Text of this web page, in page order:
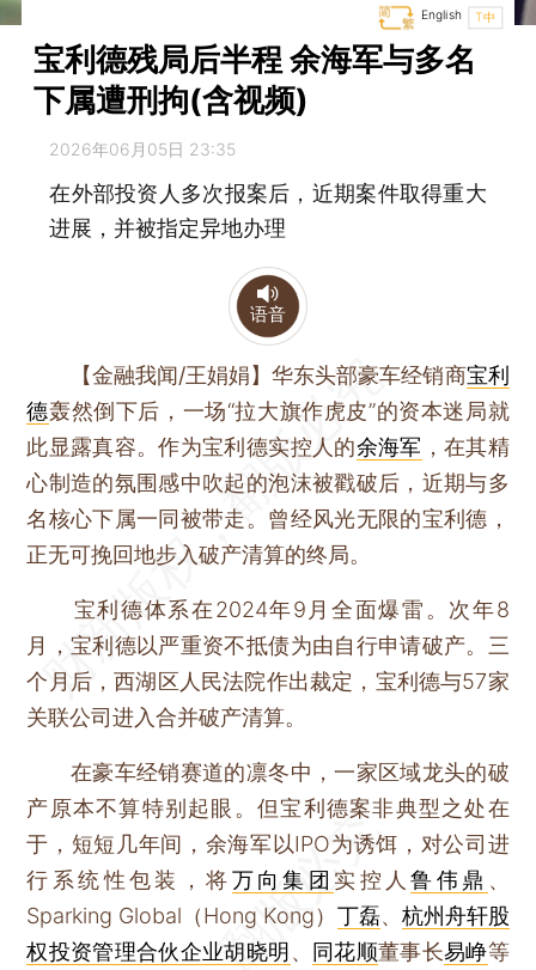
T中
English
宝利德残局后半程 余海军与多名
下属遭刑拘(含视频)
2026年06月05日 23:35
在外部投资人多次报案后，近期案件取得重大
进展，并被指定异地办理
语音
【金融我闻/王娟娟】华东头部豪车经销商宝利
德轰然倒下后，一场“拉大旗作虎皮”的资本迷局就
此显露真容。作为宝利德实控人的余海军 ，在其精
心制造的氛围感中吹起的泡沫被戳破后，近期与多
名核心下属一同被带走。曾经风光无限的宝利德，
正无可挽回地步入破产清算的终局。
宝利德体系在2024年9月全面爆雷。次年8
月，宝利德以严重资不抵债为由自行申请破产。三
个月后，西湖区人民法院作出裁定，宝利德与57家
关联公司进入合并破产清算。
在豪车经销赛道的凛冬中，一家区域龙头的破
产原本不算特别起眼。但宝利德案非典型之处在
于，短短几年间，余海军以IPO为诱饵，对公司进
行系统性包装，将万向集团 实控人鲁伟鼎 、
Sparking Global（Hong Kong） 丁磊、 杭州舟轩股
权投资管理合伙企业胡晓明、 同花顺董事长易峥等